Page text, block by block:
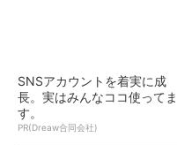
SNSアカウントを着実に成
長。実はみんなココ使ってま
す。
PR(Dreaw合同会社)